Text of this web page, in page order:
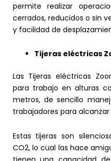
permite realizar
cerrados, reducidos o sin
y facilidad de
Tijeras eléctricas
Las Tijeras eléctricas
para trabajo en alturas
metros, de sencillo
trabajadores para
Estas tijeras son
CO2, lo cual las hace